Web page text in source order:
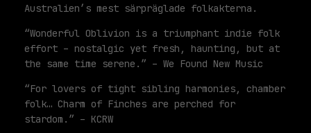
Australien’s mest särpräglade folkakterna.
“Wonderful Oblivion is a triumphant indie folk
effort – nostalgic yet fresh, haunting, but at
the same time serene.” – We Found New Music
“For lovers of tight sibling harmonies, chamber
folk… Charm of Finches are perched for
stardom.” – KCRW